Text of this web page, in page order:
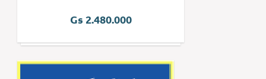
Gs 2.480.000